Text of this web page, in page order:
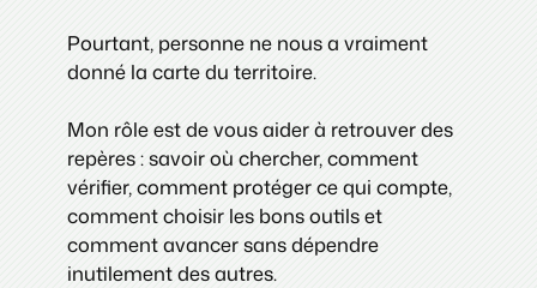
Pourtant, personne ne nous a vraiment
donné la carte du territoire.
Mon rôle est de vous aider à retrouver des
repères : savoir où chercher, comment
vérifier, comment protéger ce qui compte,
comment choisir les bons outils et
comment avancer sans dépendre
inutilement des autres.